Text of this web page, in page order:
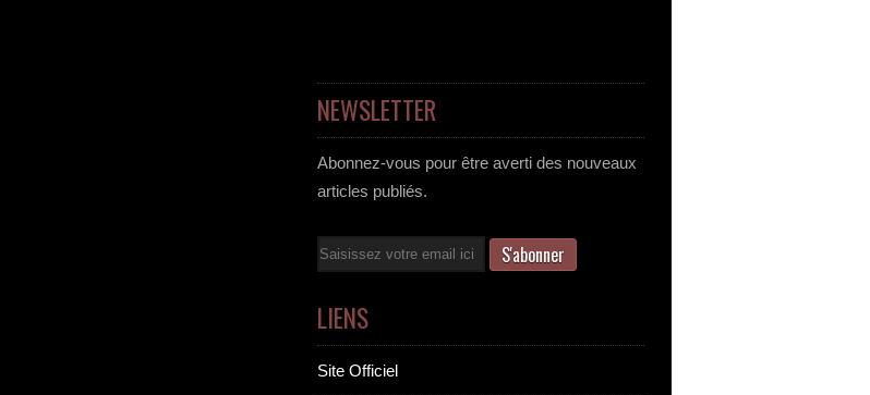
NEWSLETTER
Abonnez-vous pour être averti des nouveaux
articles publiés.
Email
LIENS
Site Officiel